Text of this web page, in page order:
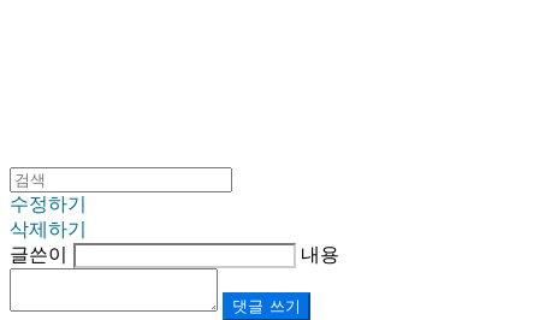
수정하기
삭제하기
글쓴이
내용
댓글 쓰기